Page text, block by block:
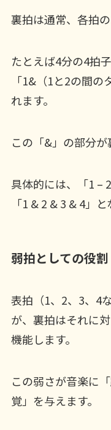
裏拍は通常、各拍の
たとえば4分の4拍
「1&（1と2の間
れます。
この「&」の部分が
具体的には、「1 –
「1 & 2 & 3 & 4」と
弱拍としての役割
表拍（1、2、3、4
が、裏拍はそれに
機能します。
この弱さが音楽に
覚」を与えます。